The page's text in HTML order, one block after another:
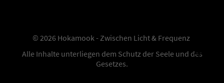
© 2026 Hokamook - Zwischen Licht & Frequenz
Alle Inhalte unterliegen dem Schutz der Seele und des
Gesetzes.